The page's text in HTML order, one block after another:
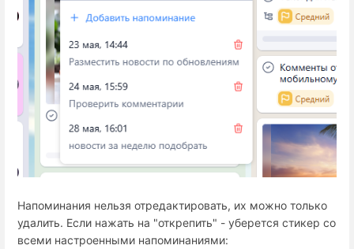
Напоминания нельзя отредактировать, их можно только
удалить. Если нажать на "открепить" - уберется стикер со
всеми настроенными напоминаниями: